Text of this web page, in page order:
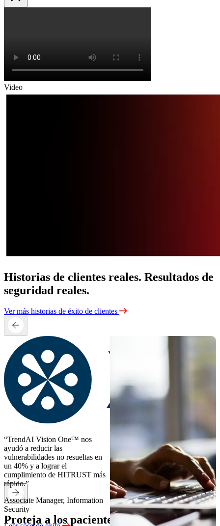
Video
Historias de clientes reales. Resultados de
seguridad reales.
Ver más historias de éxito de clientes
“TrendAI Vision One™ nos
ayudó a reducir las
vulnerabilidades no resueltas en
un 40% y a lograr el
cumplimiento de HITRUST más
rápido.”
Associate Manager, Information
Security
Proteja a los pacientes y el tiempo de